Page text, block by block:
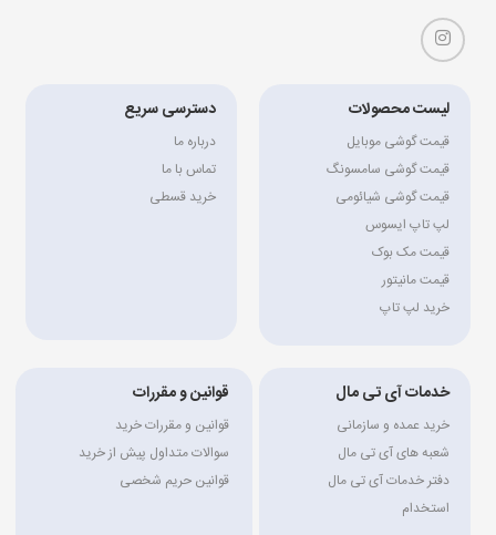
لیست محصولات
قیمت گوشی موبایل
قیمت گوشی سامسونگ
قیمت گوشی شیائومی
لپ تاپ ایسوس
قیمت مک بوک
قیمت مانیتور
خرید لپ تاپ
دسترسی سریع
درباره ما
تماس با ما
خرید قسطی
خدمات آی تی مال
خرید عمده و سازمانی
شعبه های آی تی مال
دفتر خدمات آی تی مال
استخدام
قوانین و مقررات
قوانین و مقررات خرید
سوالات متداول پیش از خرید
قوانین حریم شخصی